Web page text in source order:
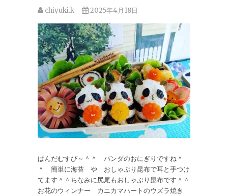
chiyuki.k 2025年4月18日
ぱんだむすび～＾＾ パンダのおにぎりですね＾
＾ 簡単に海苔 や おしゃぶり昆布で耳と手つけ
てます＾＾ちなみに尻尾もおしゃぶり昆布です＾＾
お花のウィンナー カニカマハートのウズラ焼き